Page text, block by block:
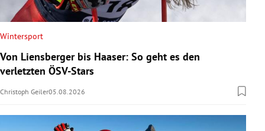
Wintersport
Von Liensberger bis Haaser: So geht es den
verletzten ÖSV-Stars
Christoph Geiler05.08.2026